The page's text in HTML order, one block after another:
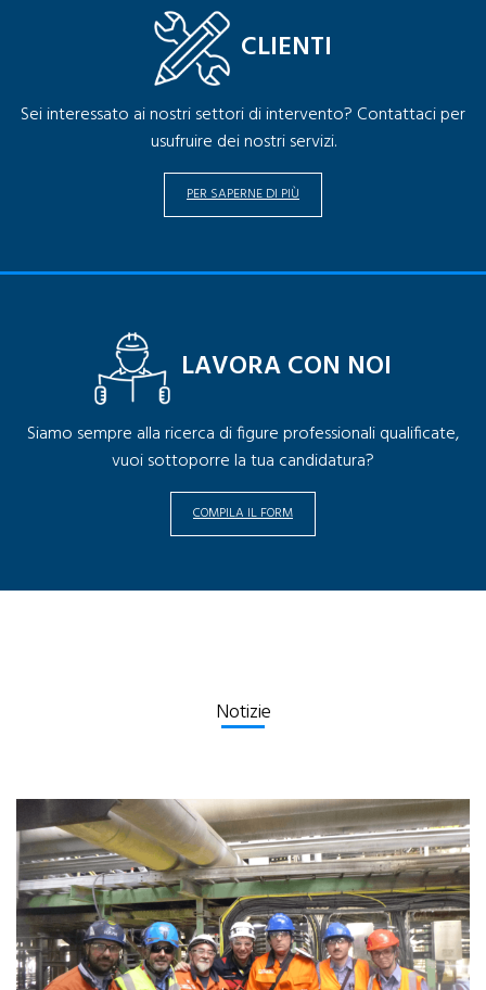
CLIENTI
Sei interessato ai nostri settori di intervento? Contattaci per
usufruire dei nostri servizi.
PER SAPERNE DI PIÙ
LAVORA CON NOI
Siamo sempre alla ricerca di figure professionali qualificate,
vuoi sottoporre la tua candidatura?
COMPILA IL FORM
Notizie